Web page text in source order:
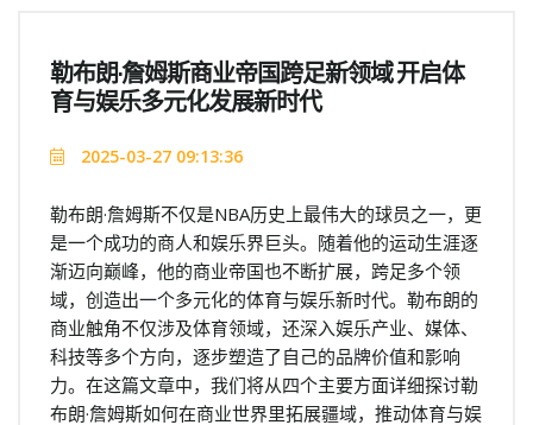
勒布朗·詹姆斯商业帝国跨足新领域 开启体
育与娱乐多元化发展新时代
2025-03-27 09:13:36
勒布朗·詹姆斯不仅是NBA历史上最伟大的球员之一，更
是一个成功的商人和娱乐界巨头。随着他的运动生涯逐
渐迈向巅峰，他的商业帝国也不断扩展，跨足多个领
域，创造出一个多元化的体育与娱乐新时代。勒布朗的
商业触角不仅涉及体育领域，还深入娱乐产业、媒体、
科技等多个方向，逐步塑造了自己的品牌价值和影响
力。在这篇文章中，我们将从四个主要方面详细探讨勒
布朗·詹姆斯如何在商业世界里拓展疆域，推动体育与娱